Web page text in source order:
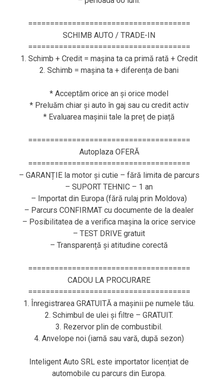
=====================================
SCHIMB AUTO / TRADE-IN
=====================================
1. Schimb + Credit = mașina ta ca primă rată + Credit
2. Schimb = mașina ta + diferența de bani
* Acceptăm orice an și orice model
* Preluăm chiar și auto în gaj sau cu credit activ
* Evaluarea mașinii tale la preț de piață
=====================================
Autoplaza OFERĂ
=====================================
– GARANȚIE la motor și cutie – fără limita de parcurs
– SUPORT TEHNIC – 1 an
– Importat din Europa (fără rulaj prin Moldova)
– Parcurs CONFIRMAT cu documente de la dealer
– Posibilitatea de a verifica mașina la orice service
– TEST DRIVE gratuit
– Transparență și atitudine corectă
=====================================
CADOU LA PROCURARE
=====================================
1. Înregistrarea GRATUITĂ a mașinii pe numele tău.
2. Schimbul de ulei și filtre – GRATUIT.
3. Rezervor plin de combustibil.
4. Anvelope noi (iarnă sau vară, după sezon)
Inteligent Auto SRL este importator licențiat de
automobile cu parcurs din Europa.